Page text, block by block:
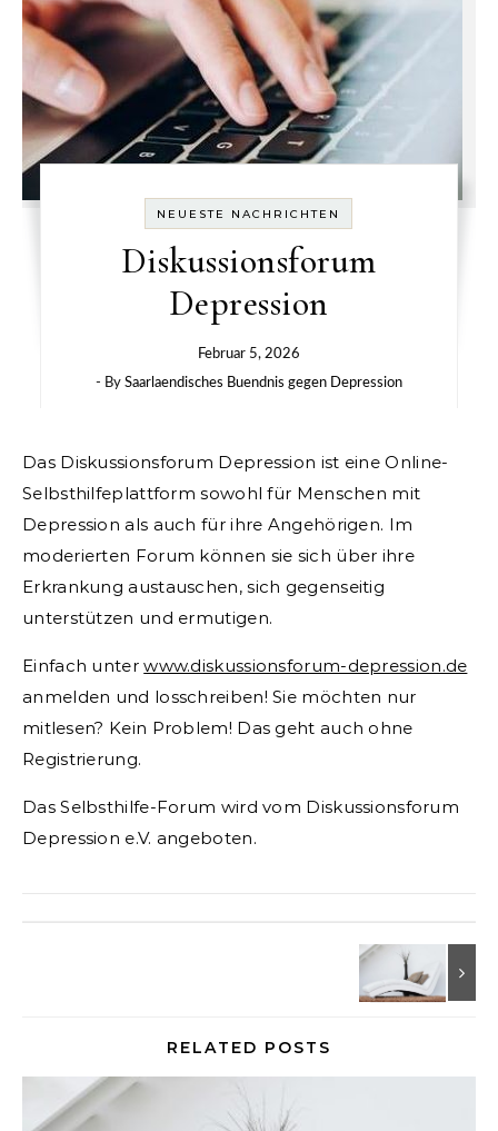
NEUESTE NACHRICHTEN
Diskussionsforum
Depression
Februar 5, 2026
- By Saarlaendisches Buendnis gegen Depression
Das Diskussionsforum Depression ist eine Online-
Selbsthilfeplattform sowohl für Menschen mit
Depression als auch für ihre Angehörigen. Im
moderierten Forum können sie sich über ihre
Erkrankung austauschen, sich gegenseitig
unterstützen und ermutigen.
Einfach unterwww.diskussionsforum-depression.de
anmelden und losschreiben! Sie möchten nur
mitlesen? Kein Problem! Das geht auch ohne
Registrierung.
Das Selbsthilfe-Forum wird vom Diskussionsforum
Depression e.V. angeboten.
RELATED POSTS